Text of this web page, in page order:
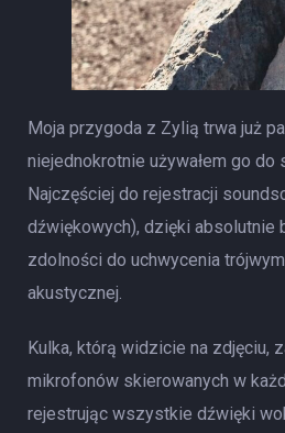
Moja przygoda z Zylią trwa już
niejednokrotnie używałem go do
Najczęściej do rejestracji
dźwiękowych), dzięki absolutnie
zdolności do uchwycenia
akustycznej.
Kulka, którą widzicie na zdjęciu,
mikrofonów skierowanych w
rejestrując wszystkie dźwięki